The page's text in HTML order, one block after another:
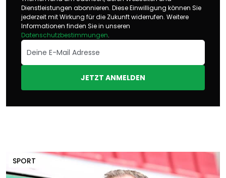
Dienstleistungen abonnieren. Diese Einwilligung können Sie
jederzeit mit Wirkung für die Zukunft widerrufen. Weitere
Informationen finden Sie in unseren
Datenschutzbestimmungen.
JETZT ANMELDEN
SPORT